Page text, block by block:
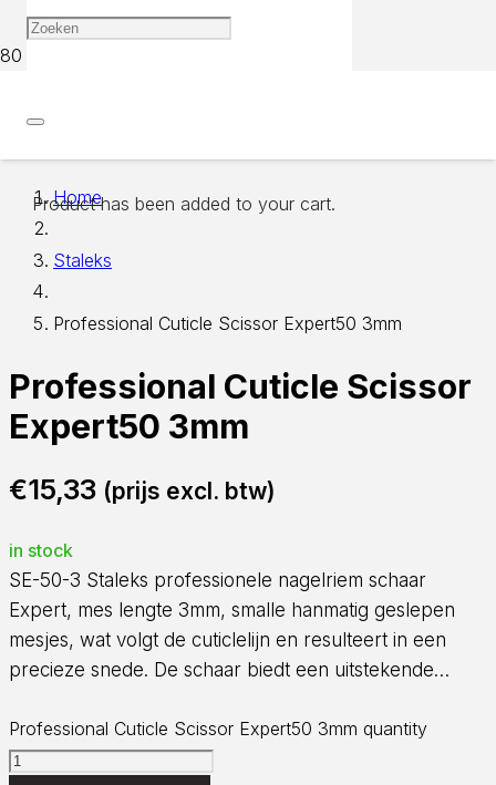
Producthas been added to your cart.
Home
Staleks
Professional Cuticle Scissor Expert50 3mm
Professional Cuticle Scissor
Expert50 3mm
€15,33 (prijs excl. btw)
in stock
SE-50-3 Staleks professionele nagelriem schaar
Expert, mes lengte 3mm, smalle hanmatig geslepen
mesjes, wat volgt de cuticlelijn en resulteert in een
precieze snede. De schaar biedt een uitstekende…
Professional Cuticle Scissor Expert50 3mm quantity